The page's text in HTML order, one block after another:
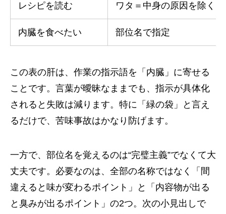
レシピを読む ワタ＝中身の原因を除く
内臓を食べたい 部位名で指定
この表の肝は、作業の指示語を「内臓」に寄せる
ことです。言葉が曖昧なままでも、指示が具体化
されると失敗は減ります。特に「緑の袋」と言え
るだけで、苦味事故はかなり防げます。
一方で、部位名を覚えるのは“完璧主義”でなくて大
丈夫です。必要なのは、全部の名称ではなく「間
違えると味が変わるポイント」と「内容物が出る
と臭みが出るポイント」の2つ。次の小見出しで